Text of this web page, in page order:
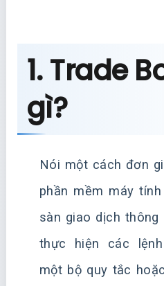
1. Trade
gì?
Nói một cách đơn
phần mềm máy
sàn giao dịch
thực hiện các
một bộ quy tắc